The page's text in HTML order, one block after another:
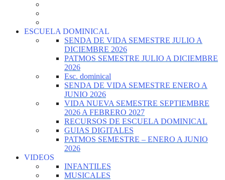
ESCUELA DOMINICAL
SENDA DE VIDA SEMESTRE JULIO A
DICIEMBRE 2026
PATMOS SEMESTRE JULIO A DICIEMBRE
2026
Esc. dominical
SENDA DE VIDA SEMESTRE ENERO A
JUNIO 2026
VIDA NUEVA SEMESTRE SEPTIEMBRE
2026 A FEBRERO 2027
RECURSOS DE ESCUELA DOMINICAL
GUIAS DIGITALES
PATMOS SEMESTRE – ENERO A JUNIO
2026
VIDEOS
INFANTILES
MUSICALES